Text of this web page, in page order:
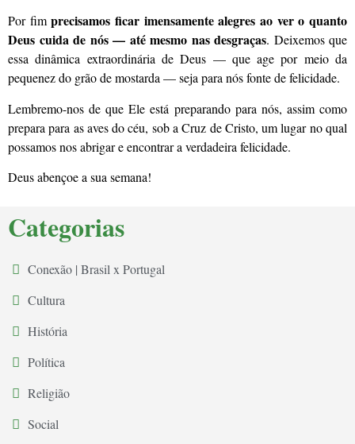
Por fimprecisamos ficar imensamente alegres ao ver o quanto
Deus cuida de nós — até mesmo nas desgraças. Deixemos que
essa dinâmica extraordinária de Deus — que age por meio da
pequenez do grão de mostarda — seja para nós fonte de felicidade.
Lembremo-nos de que Ele está preparando para nós, assim como
prepara para as aves do céu, sob a Cruz de Cristo, um lugar no qual
possamos nos abrigar e encontrar a verdadeira felicidade.
Deus abençoe a sua semana!
Categorias
Conexão | Brasil x Portugal
Cultura
História
Política
Religião
Social